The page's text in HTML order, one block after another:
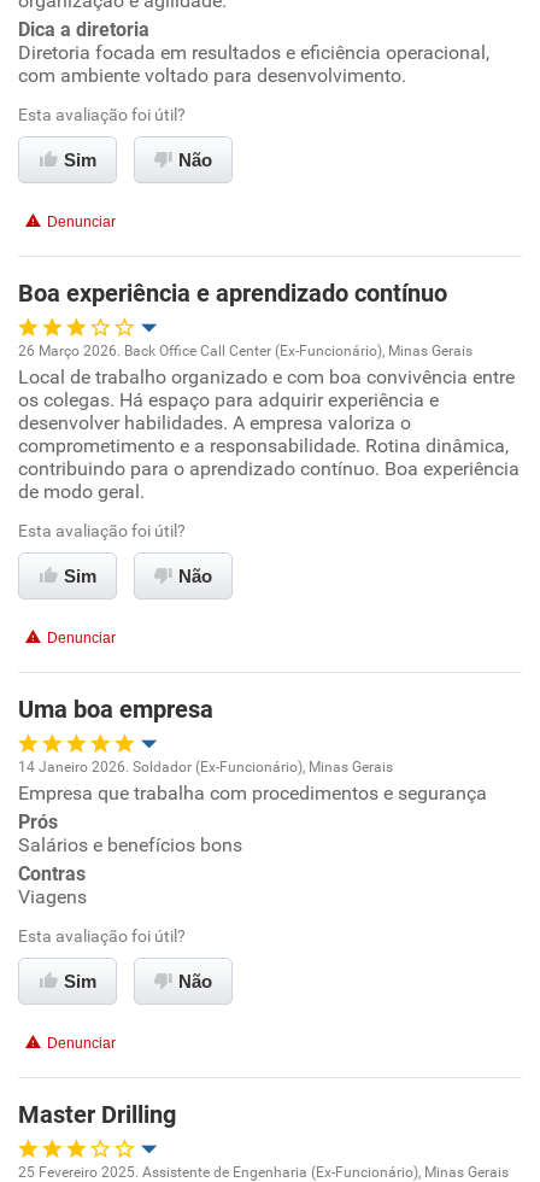
Recomenda a diretoria
Dica a diretoria
Diretoria focada em resultados e eficiência operacional,
com ambiente voltado para desenvolvimento.
Esta avaliação foi útil?
Sim Não
Denunciar
Boa experiência e aprendizado contínuo
Oportunidade de promoção
Ambiente de trabalho
Conciliação com a vida familiar
Benefícios
26 Março 2026. Back Office Call Center (Ex-Funcionário), Minas Gerais
Local de trabalho organizado e com boa convivência entre
os colegas. Há espaço para adquirir experiência e
desenvolver habilidades. A empresa valoriza o
comprometimento e a responsabilidade. Rotina dinâmica,
contribuindo para o aprendizado contínuo. Boa experiência
de modo geral.
Esta avaliação foi útil?
Sim Não
Denunciar
Uma boa empresa
Oportunidade de promoção
Ambiente de trabalho
Benefícios
Recomenda esta empresa
Recomenda a diretoria
14 Janeiro 2026. Soldador (Ex-Funcionário), Minas Gerais
Empresa que trabalha com procedimentos e segurança
Prós
Salários e benefícios bons
Contras
Viagens
Esta avaliação foi útil?
Sim Não
Denunciar
Master Drilling
25 Fevereiro 2025. Assistente de Engenharia (Ex-Funcionário), Minas Gerais